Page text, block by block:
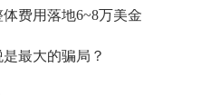
费用落地6~8万美金
最大的骗局？